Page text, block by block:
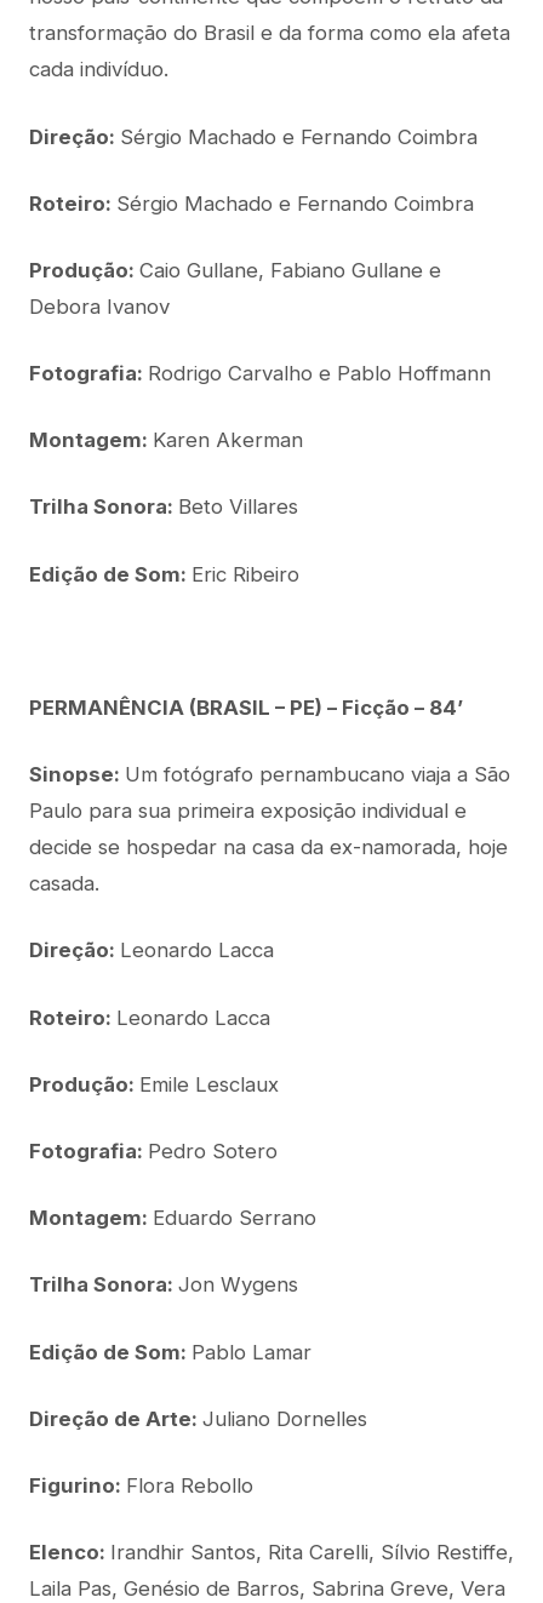
transformação do Brasil e da forma como ela afeta
cada indivíduo.
Direção: Sérgio Machado e Fernando Coimbra
Roteiro: Sérgio Machado e Fernando Coimbra
Produção: Caio Gullane, Fabiano Gullane e
Debora Ivanov
Fotografia: Rodrigo Carvalho e Pablo Hoffmann
Montagem: Karen Akerman
Trilha Sonora: Beto Villares
Edição de Som: Eric Ribeiro
PERMANÊNCIA (BRASIL – PE) – Ficção – 84’
Sinopse: Um fotógrafo pernambucano viaja a São
Paulo para sua primeira exposição individual e
decide se hospedar na casa da ex-namorada, hoje
casada.
Direção: Leonardo Lacca
Roteiro: Leonardo Lacca
Produção: Emile Lesclaux
Fotografia: Pedro Sotero
Montagem: Eduardo Serrano
Trilha Sonora: Jon Wygens
Edição de Som: Pablo Lamar
Direção de Arte: Juliano Dornelles
Figurino: Flora Rebollo
Elenco: Irandhir Santos, Rita Carelli, Sílvio Restiffe,
Laila Pas, Genésio de Barros, Sabrina Greve, Vera